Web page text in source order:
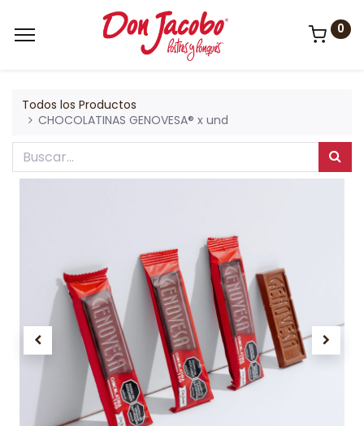
0
Todos los Productos
CHOCOLATINAS GENOVESA® x und